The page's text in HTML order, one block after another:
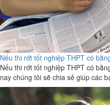
Nếu thi rớt tốt nghiệp THPT có
Nếu thi rớt tốt nghiệp THPT có
nay chúng tôi sẽ chia sẻ giúp các